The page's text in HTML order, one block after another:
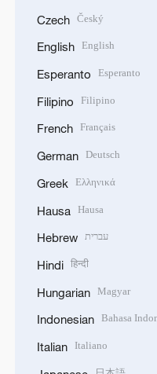
Czech Český
English English
Esperanto Esperanto
Filipino Filipino
French Français
German Deutsch
Greek Ελληνικά
Hausa Hausa
Hebrew עברית
Hindi हिन्दी
Hungarian Magyar
Indonesian Bahasa
Italian Italiano